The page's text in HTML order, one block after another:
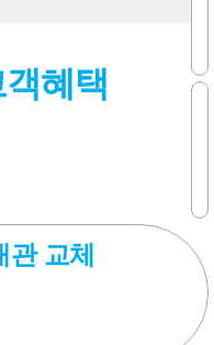
혜택